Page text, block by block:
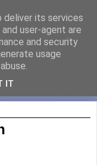
le Vicomte
deliver its services
user-agent are
and security
usage
IT